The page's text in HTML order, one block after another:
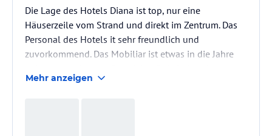
Die Lage des Hotels Diana ist top, nur eine
Häuserzeile vom Strand und direkt im Zentrum. Das
Personal des Hotels it sehr freundlich und
zuvorkommend. Das Mobiliar ist etwas in die Jahre
wiederkommen.
Mehr anzeigen